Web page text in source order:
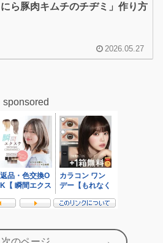
にら豚肉キムチのチヂミ」作り方
2026.05.27
sponsored